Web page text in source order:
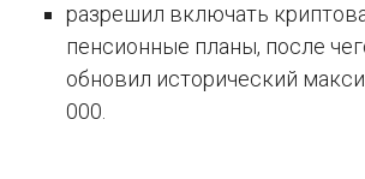
разрешил включать
пенсионные планы, после
обновил исторический
000.